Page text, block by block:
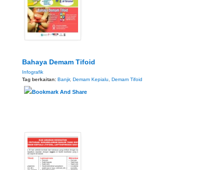
Bahaya Demam Tifoid
Infografik
Tag berkaitan: Banjir, Demam Kepialu Demam Tifoid